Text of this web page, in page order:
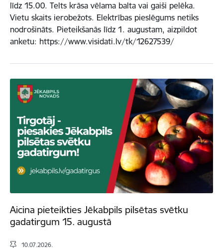
līdz 15.00. Telts krāsa vēlama balta vai gaiši pelēka.
Vietu skaits ierobežots. Elektrības pieslēgums netiks
nodrošināts. Pieteikšanās līdz 1. augustam, aizpildot
anketu: https://www.visidati.lv/tk/12627539/
Aicina pieteikties Jēkabpils pilsētas svētku
gadatirgum 15. augustā
10.07.2026.